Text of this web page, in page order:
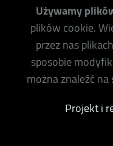
Używamy
plików cookie.
przez nas
sposobie
można znaleźć
Projekt i